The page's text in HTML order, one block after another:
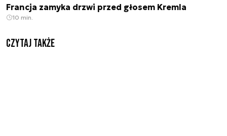
Francja zamyka drzwi przed głosem Kremla
10 min.
Czytaj także